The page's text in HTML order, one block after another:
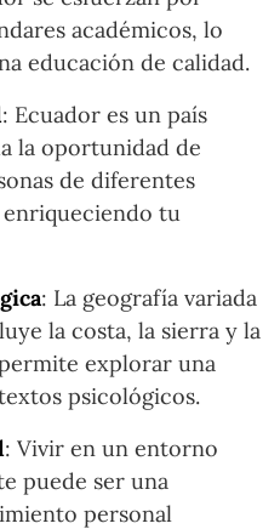
académicos, lo
educación de calidad.
: Ecuador es un país
la oportunidad de
de diferentes
tu
: La geografía variada
la costa, la sierra y la
explorar una
psicológicos.
: Vivir en un entorno
puede ser una
personal